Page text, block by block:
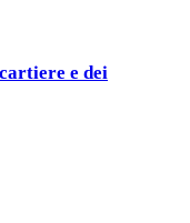
e dei